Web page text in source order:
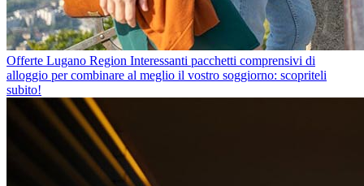
Offerte Lugano Region Interessanti pacchetti comprensivi di
alloggio per combinare al meglio il vostro soggiorno: scopriteli
subito!